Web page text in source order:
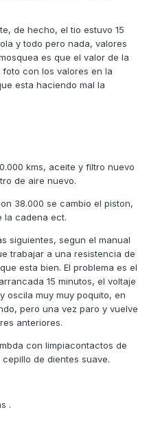
de hecho, el tio estuvo 15
y todo pero nada, valores
es que el valor de la
foto con los valores en la
esta haciendo mal la
kms, aceite y filtro nuevo
de aire nuevo.
38.000 se cambio el piston,
la cadena ect.
siguientes, segun el manual
trabajar a una resistencia de
esta bien. El problema es el
15 minutos, el voltaje
oscila muy muy poquito, en
pero una vez paro y vuelve
anteriores.
con limpiacontactos de
de dientes suave.
.